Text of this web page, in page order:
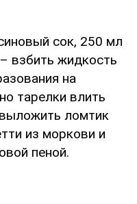
сок, 250 мл
взбить жидкость
на
тарелки влить
ломтик
из моркови и
пеной.